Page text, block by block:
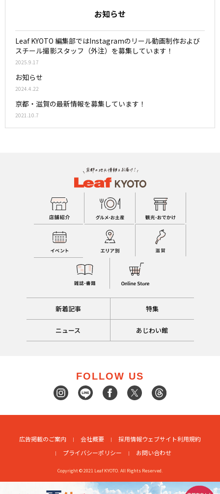
お知らせ
Leaf KYOTO 編集部ではInstagramのリール動画制作および
スチール撮影スタッフ（外注）を募集しています！
2025.9.17
お知らせ
2024.4.22
京都・滋賀の最新情報を募集しています！
2021.10.7
新着記事 特集
ニュース あじわい館
FOLLOW US
広告掲載のご案内 会社概要 採用情報ウェブサイト利用規約
プライバシーポリシー
お問い合わせ
Copyright © 2021 Leaf KYOTO. All Rights Reserved.